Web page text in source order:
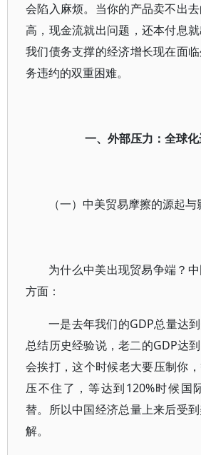
会陷入麻烦。当你的产品卖不出
高，现金流就出问题，还本付息
我们债务支撑的经济增长现在面
务违约的双重困难。
一、外部压力：全球
（一）中美贸易摩擦的源起与
为什么中美出现贸易争端？
方面：
一是去年我们的GDP总量达
总结历史经验说，老二的GDP达
会挨打，这个时候老大要压制你
压不住了，等达到120%时候国
替。所以中国经济总量上来后受
解。